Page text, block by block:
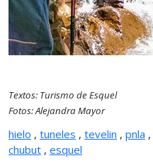
Textos: Turismo de Esquel
Fotos: Alejandra Mayor
hielo , tuneles , tevelin , pnla ,
chubut , esquel